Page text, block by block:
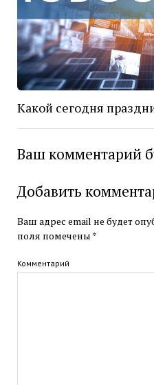
Какой сегодня
Ваш комментарий
Добавить
Ваш адрес email не будет
поля помечены *
Комментарий